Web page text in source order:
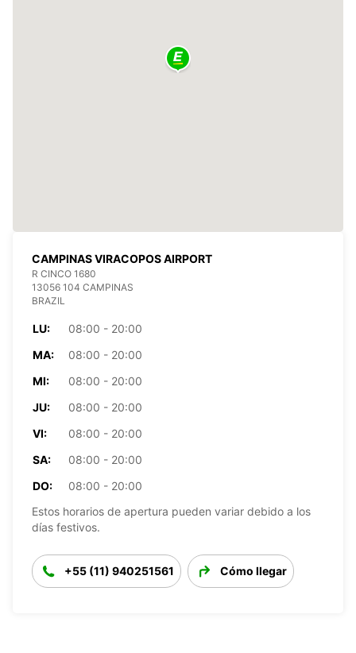
CAMPINAS VIRACOPOS AIRPORT
R CINCO 1680
13056 104 CAMPINAS
BRAZIL
LU:
08:00 - 20:00
MA:
08:00 - 20:00
MI:
08:00 - 20:00
JU:
08:00 - 20:00
VI:
08:00 - 20:00
SA:
08:00 - 20:00
DO:
08:00 - 20:00
Estos horarios de apertura pueden variar debido a los
días festivos.
+55 (11) 940251561 Cómo llegar